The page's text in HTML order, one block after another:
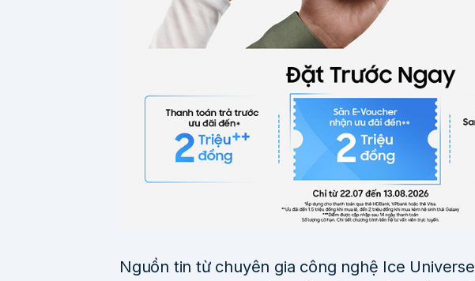
Nguồn tin từ chuyên gia công nghệ Ice Universe